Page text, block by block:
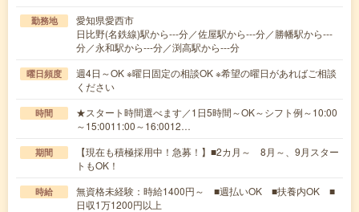
勤務地
愛知県愛西市
日比野(名鉄線)駅から---分／佐屋駅から---分／勝幡駅から---
分／永和駅から---分／渕高駅から---分
曜日頻度
週4日～OK ※曜日固定の相談OK ※希望の曜日があればご相談
ください
時間
★スタート時間選べます／1日5時間～OK～シフト例～10:00
～15:0011:00～16:0012…
期間
【現在も積極採用中！急募！】■2カ月～ 8月～、9月スター
トもOK！
時給
無資格未経験：時給1400円～ ■週払いOK ■扶養内OK ■
日収1万1200円以上